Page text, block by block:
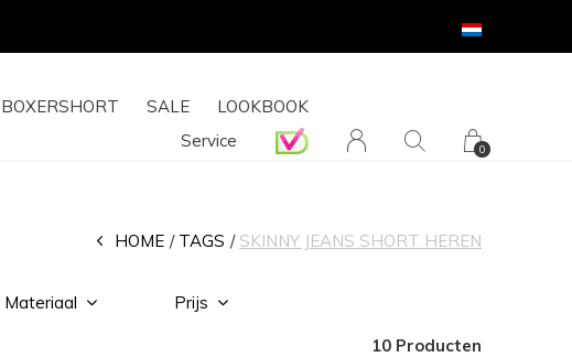
BOXERSHORT SALE
LOOKBOOK
Service
0
HOME TAGS SKINNY JEANS SHORT HEREN
Materiaal Prijs
10 Producten